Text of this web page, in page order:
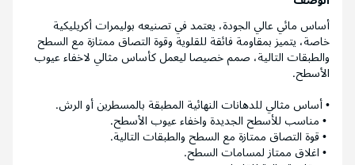
أساس مائي عالي الجودة، يعتمد في تصنيعه بوليمرات أكريليكية
خاصة، يتميز بمقاومة فائقة للقلوية وقوة التصاق ممتازة مع السطح
والطبقات التالية، صمم خصيصا ليعمل كأساس مثالي لاخفاء عيوب
الأسطح.
• أساس مثالي للدهانات النهائية المطبقة بالمسطرين أو الرش.
• مناسب للأسطح الجديدة واخفاء عيوب الأسطح.
• قوة التصاق ممتازة مع السطح والطبقات التالية.
• اغلاق ممتاز لمسامات السطح.